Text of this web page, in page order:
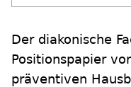
Der diakonische
Positionspapier
präventiven